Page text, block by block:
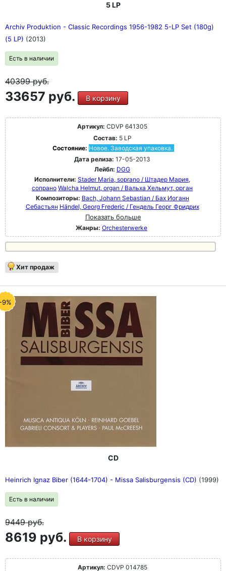
5 LP
Archiv Produktion - Classic Recordings 1956-1982 5-LP Set (180g)
(5 LP) (2013)
Есть в наличии
40399руб.
33657 руб. В корзину
Артикул: CDVP 641305
Состав: 5 LP
Состояние: Новое. Заводская упаковка.
Дата релиза: 17-05-2013
Лейбл: DGG
Исполнители: Stader Maria, soprano / Штадер Мария,
сопрано Walcha Helmut, organ / Вальха Хельмут, орган
Композиторы: Bach, Johann Sebastian / Бах Иоганн
Себастьян Händel, Georg Frederic / Гендель Георг Фридрих
Показать больше
Жанры: Orchesterwerke
Хит продаж
9%
CD
Heinrich Ignaz Biber (1644-1704) - Missa Salisburgensis (CD) (1999)
Есть в наличии
9449руб.
8619 руб. В корзину
Артикул: CDVP 014785